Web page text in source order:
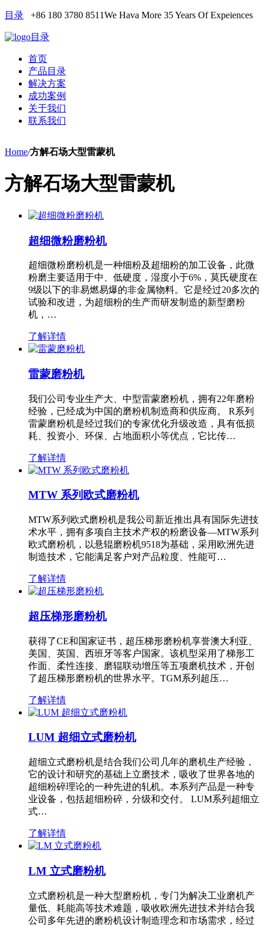
目录 +86 180 3780 8511We Hava More 35 Years Of Expeiences
目录
首页
产品目录
解决方案
成功案例
关于我们
联系我们
Home/方解石场大型雷蒙机
方解石场大型雷蒙机
超细微粉磨粉机
超细微粉磨粉机是一种细粉及超细粉的加工设备，此微
粉磨主要适用于中、低硬度，湿度小于6%，莫氏硬度在
9级以下的非易燃易爆的非金属物料。它是经过20多次的
试验和改进，为超细粉的生产而研发制造的新型磨粉
机，…
了解详情
雷蒙磨粉机
我们公司专业生产大、中型雷蒙磨粉机，拥有22年磨粉
经验，已经成为中国的磨粉机制造商和供应商。 R系列
雷蒙磨粉机是经过我们的专家优化升级改造，具有低损
耗、投资小、环保、占地面积小等优点，它比传…
了解详情
MTW 系列欧式磨粉机
MTW系列欧式磨粉机是我公司新近推出具有国际先进技
术水平，拥有多项自主技术产权的粉磨设备—MTW系列
欧式磨粉机，以悬辊磨粉机9518为基础，采用欧洲先进
制造技术，它能满足客户对产品粒度、性能可…
了解详情
超压梯形磨粉机
获得了CE和国家证书，超压梯形磨粉机享誉澳大利亚、
美国、英国、西班牙等客户国家。该机型采用了梯形工
作面、柔性连接、磨辊联动增压等五项磨机技术，开创
了超压梯形磨粉机的世界水平。TGM系列超压…
了解详情
LUM 超细立式磨粉机
超细立式磨粉机是结合我们公司几年的磨机生产经验，
它的设计和研究的基础上立磨技术，吸收了世界各地的
超细粉碎理论的一种先进的轧机。本系列产品是一种专
业设备，包括超细粉碎，分级和交付。 LUM系列超细立
式…
了解详情
LM 立式磨粉机
立式磨粉机是一种大型磨粉机，专门为解决工业磨机产
量低、耗能高等技术难题，吸收欧洲先进技术并结合我
公司多年先进的磨粉机设计制造理念和市场需求，经过